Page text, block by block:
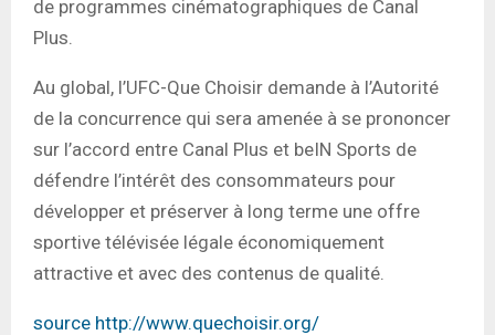
de programmes cinématographiques de Canal
Plus.
Au global, l’UFC-Que Choisir demande à l’Autorité
de la concurrence qui sera amenée à se prononcer
sur l’accord entre Canal Plus et beIN Sports de
défendre l’intérêt des consommateurs pour
développer et préserver à long terme une offre
sportive télévisée légale économiquement
attractive et avec des contenus de qualité.
source http://www.quechoisir.org/